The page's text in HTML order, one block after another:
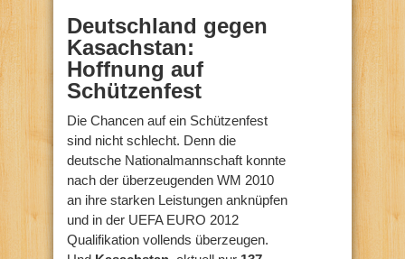
Deutschland gegen
Kasachstan:
Hoffnung auf
Schützenfest
Die Chancen auf ein Schützenfest
sind nicht schlecht. Denn die
deutsche Nationalmannschaft konnte
nach der überzeugenden WM 2010
an ihre starken Leistungen anknüpfen
und in der UEFA EURO 2012
Qualifikation vollends überzeugen.